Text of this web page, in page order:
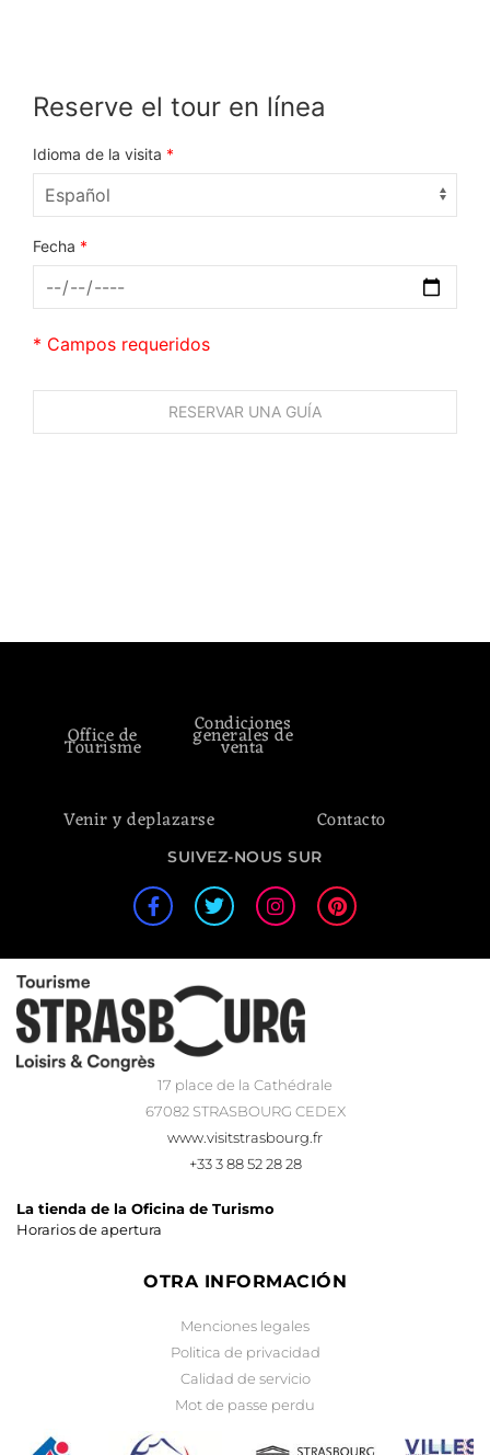
Reserve el tour en línea
Idioma de la visita *
Fecha *
* Campos requeridos
Office de
Tourisme
Condiciones
generales de
venta
Venir y deplazarse Contacto
SUIVEZ-NOUS SUR
17 place de la Cathédrale
67082 STRASBOURG CEDEX
www.visitstrasbourg.fr
+33 3 88 52 28 28
La tienda de la Oficina de Turismo
Horarios de apertura
OTRA INFORMACIÓN
Menciones legales
Politica de privacidad
Calidad de servicio
Mot de passe perdu